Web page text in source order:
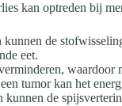
kan optreden bij
de
eet.
tumor kan het
kunnen de